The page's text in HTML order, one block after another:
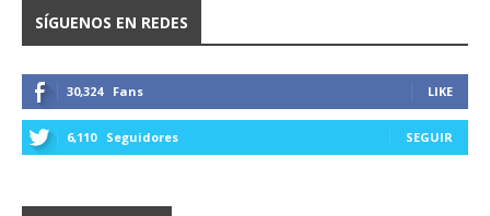
SÍGUENOS EN REDES
30,324 Fans LIKE
6,110 Seguidores SEGUIR